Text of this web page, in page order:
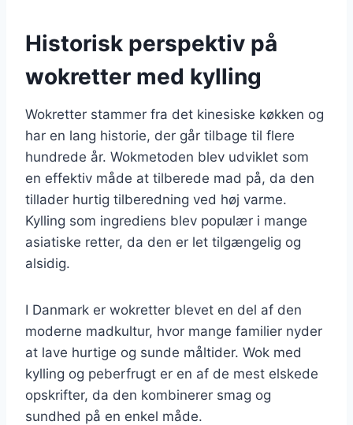
Historisk perspektiv på
wokretter med kylling
Wokretter stammer fra det kinesiske køkken og
har en lang historie, der går tilbage til flere
hundrede år. Wokmetoden blev udviklet som
en effektiv måde at tilberede mad på, da den
tillader hurtig tilberedning ved høj varme.
Kylling som ingrediens blev populær i mange
asiatiske retter, da den er let tilgængelig og
alsidig.
I Danmark er wokretter blevet en del af den
moderne madkultur, hvor mange familier nyder
at lave hurtige og sunde måltider. Wok med
kylling og peberfrugt er en af de mest elskede
opskrifter, da den kombinerer smag og
sundhed på en enkel måde.